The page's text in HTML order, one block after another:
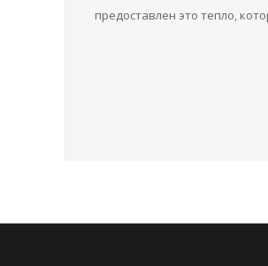
предоставлен это тепло,